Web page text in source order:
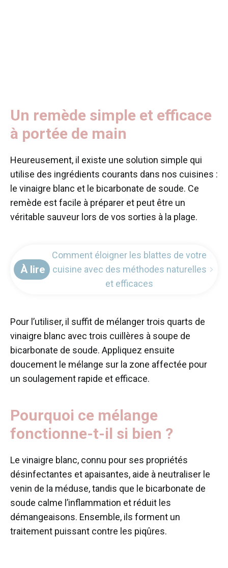
Un remède simple et efficace
à portée de main
Heureusement, il existe une solution simple qui
utilise des ingrédients courants dans nos cuisines :
le vinaigre blanc et le bicarbonate de soude. Ce
remède est facile à préparer et peut être un
véritable sauveur lors de vos sorties à la plage.
À lire
Comment éloigner les blattes de votre
cuisine avec des méthodes naturelles
et efficaces
Pour l’utiliser, il suffit de mélanger trois quarts de
vinaigre blanc avec trois cuillères à soupe de
bicarbonate de soude. Appliquez ensuite
doucement le mélange sur la zone affectée pour
un soulagement rapide et efficace.
Pourquoi ce mélange
fonctionne-t-il si bien ?
Le vinaigre blanc, connu pour ses propriétés
désinfectantes et apaisantes, aide à neutraliser le
venin de la méduse, tandis que le bicarbonate de
soude calme l’inflammation et réduit les
démangeaisons. Ensemble, ils forment un
traitement puissant contre les piqûres.